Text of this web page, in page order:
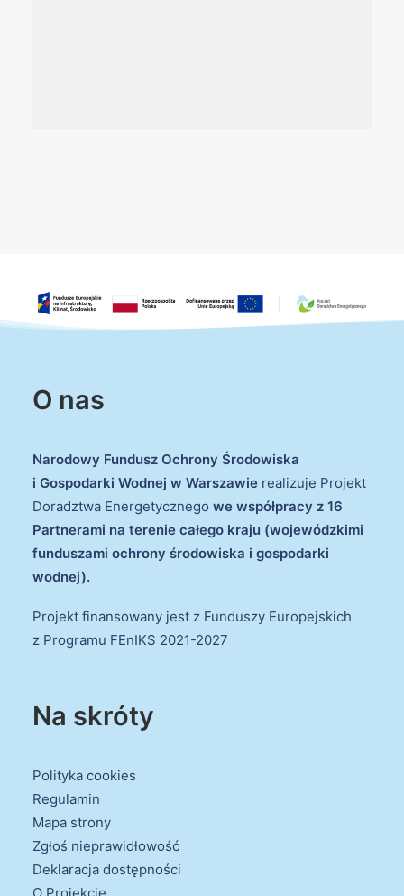
O nas
Narodowy Fundusz Ochrony Środowiska
i Gospodarki Wodnej w Warszawie realizuje Projekt
Doradztwa Energetycznego we współpracy z 16
Partnerami na terenie całego kraju (wojewódzkimi
funduszami ochrony środowiska i gospodarki
wodnej).
Projekt finansowany jest z Funduszy Europejskich
z Programu FEnIKS 2021-2027
Na skróty
Polityka cookies
Regulamin
Mapa strony
Zgłoś nieprawidłowość
Deklaracja dostępności